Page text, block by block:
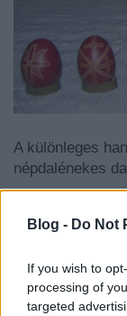
Blog - Do Not
If you wish to
processing of
targeted
A különleges
népdalénekes